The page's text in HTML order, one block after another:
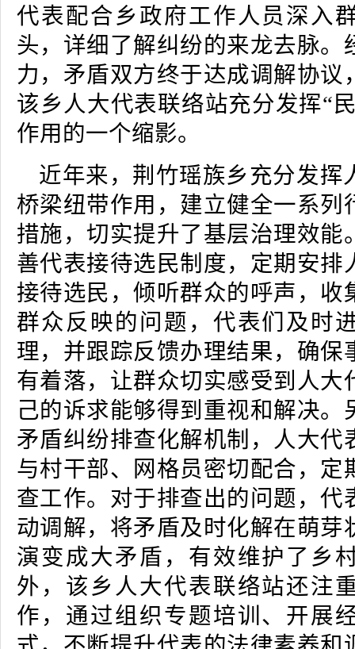
代表配合乡政府工作人员深入
头，详细了解纠纷的来龙去脉。
力，矛盾双方终于达成调解协议
该乡人大代表联络站充分发挥“
作用的一个缩影。
近年来，荆竹瑶族乡充分发挥
桥梁纽带作用，建立健全一系列
措施，切实提升了基层治理效能
善代表接待选民制度，定期安排
接待选民，倾听群众的呼声，收
群众反映的问题，代表们及时
理，并跟踪反馈办理结果，确保
有着落，让群众切实感受到人大
己的诉求能够得到重视和解决。
矛盾纠纷排查化解机制，人大代
与村干部、网格员密切配合，定
查工作。对于排查出的问题，代
动调解，将矛盾及时化解在萌芽
演变成大矛盾，有效维护了乡
外，该乡人大代表联络站还注
作，通过组织专题培训、开展